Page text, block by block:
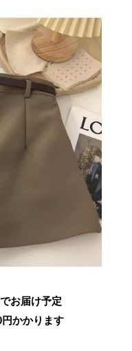
お届け予定
円かかります